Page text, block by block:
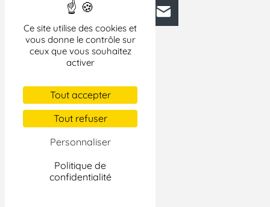
Ce site utilise des cookies et
vous donne le contrôle sur
ceux que vous souhaitez
activer
Tout accepter
Tout refuser
Personnaliser
Politique de
confidentialité
FacebookBlueskyMastodonLinkedIn